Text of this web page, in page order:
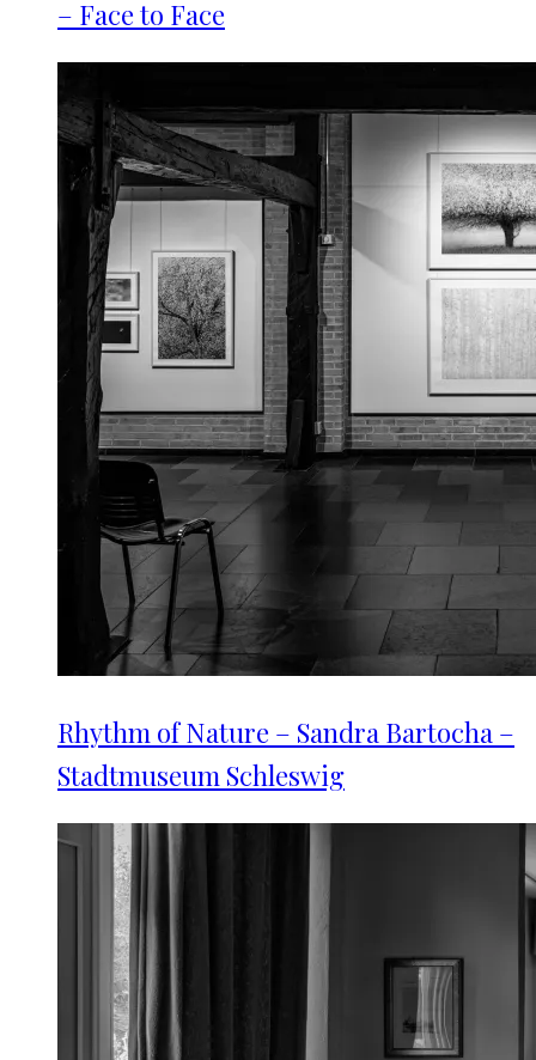
– Face to Face
Rhythm of Nature – Sandra Bartocha –
Stadtmuseum Schleswig